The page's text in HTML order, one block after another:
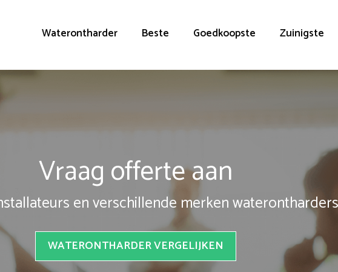
Waterontharder Beste Goedkoopste Zuinigste
Vraag offerte aan
en verschillende merken waterontharders
WATERONTHARDER VERGELIJKEN